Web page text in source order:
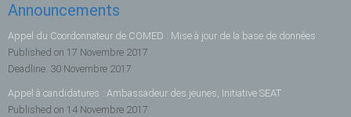
Announcements
Appel du Coordonnateur de COMED : Mise à jour de la base de données
Published on 17 Novembre 2017
Deadline: 30 Novembre 2017
Appel à candidatures : Ambassadeur des jeunes, Initiative SEAT
Published on 14 Novembre 2017